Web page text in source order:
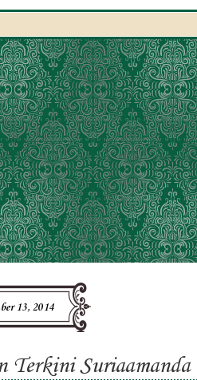
13, 2014
Terkini Suriaamanda